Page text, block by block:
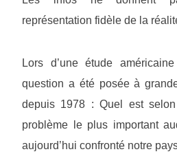
représentation fidèle de la
Lors d’une étude américaine
question a été posée à
depuis 1978 : Quel est
problème le plus important
aujourd’hui confronté notre